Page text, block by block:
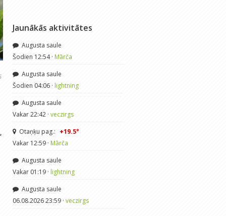
Jaunākās aktivitātes
Augusta saule
Šodien 12:54 · Mārča
Augusta saule
Šodien 04:06 · lightning
Augusta saule
Vakar 22:42 · veczirgs
Otaņķu pag.: +19.5°
Vakar 12:59 · Mārča
Augusta saule
Vakar 01:19 · lightning
Augusta saule
06.08.2026 23:59 · veczirgs